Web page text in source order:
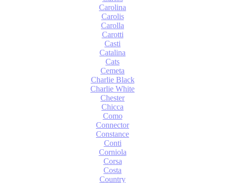
Carolina
Carolis
Carolla
Carotti
Casti
Catalina
Cats
Cemeta
Charlie Black
Charlie White
Chester
Chicca
Como
Connector
Constance
Conti
Corniola
Corsa
Costa
Country